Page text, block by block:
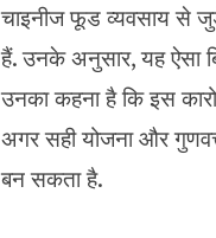
चाइनीज फूड व्यवसाय से
हैं. उनके अनुसार, यह ऐसा
उनका कहना है कि इस
अगर सही योजना और
बन सकता है.